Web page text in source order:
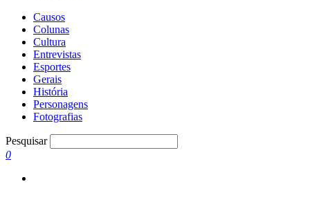
Causos
Colunas
Cultura
Entrevistas
Esportes
Gerais
História
Personagens
Fotografias
Pesquisar
0